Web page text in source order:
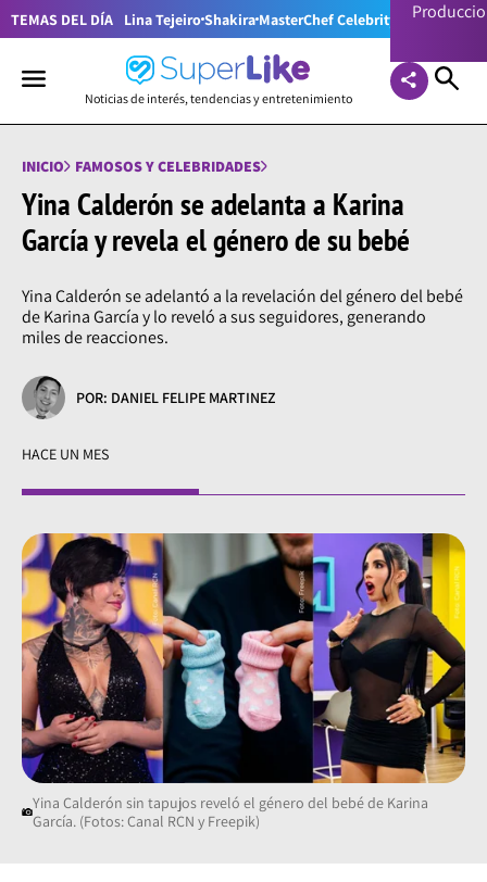
TEMAS DEL DÍA Lina TejeiroShakira MasterChef Celebrity Colombia
Noticias de interés, tendencias y entretenimiento
INICIO FAMOSOS Y CELEBRIDADES
Yina Calderón se adelanta a Karina
García y revela el género de su bebé
Yina Calderón se adelantó a la revelación del género del bebé
de Karina García y lo reveló a sus seguidores, generando
miles de reacciones.
POR: DANIEL FELIPE MARTINEZ
HACE UN MES
Yina Calderón sin tapujos reveló el género del bebé de Karina
García. (Fotos: Canal RCN y Freepik)